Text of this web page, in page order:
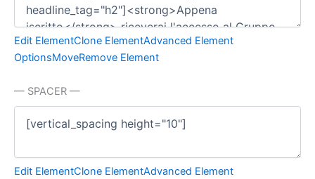
Edit ElementClone ElementAdvanced Element
OptionsMoveRemove Element
— SPACER —
Edit ElementClone ElementAdvanced Element